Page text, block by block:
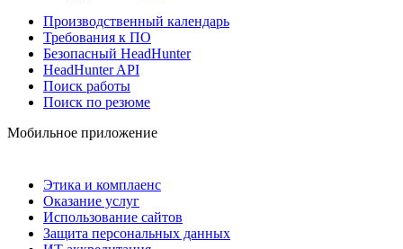
Производственный календарь
Требования к ПО
Безопасный HeadHunter
HeadHunter API
Поиск работы
Поиск по резюме
Мобильное приложение
Этика и комплаенс
Оказание услуг
Использование сайтов
Защита персональных данных